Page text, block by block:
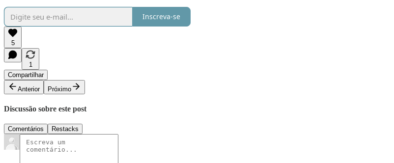
Inscreva-se
5
1
Compartilhar
Anterior
Próximo
Discussão sobre este post
Comentários Restacks